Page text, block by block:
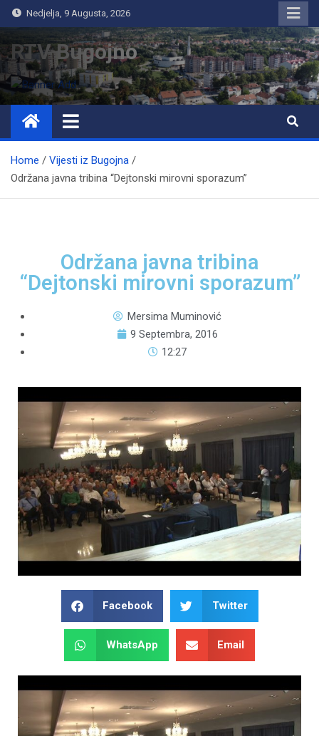
Nedjelja, 9 Augusta, 2026
RTV Bugojno
Home
Vijesti iz Bugojna
Održana javna tribina “Dejtonski mirovni sporazum”
Održana javna tribina
“Dejtonski mirovni sporazum”
Mersima Muminović
9 Septembra, 2016
12:27
Facebook Twitter
WhatsApp Email